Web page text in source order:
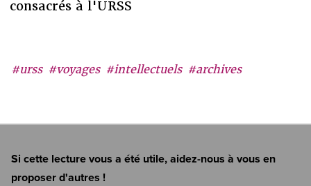
#urss #voyages #intellectuels #archives
consacrés à l'URSS
Si cette lecture vous a été utile, aidez-nous à vous en
proposer d'autres !